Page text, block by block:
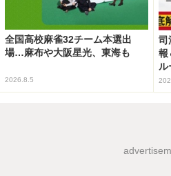
全国高校麻雀32チーム本選出
場…麻布や大阪星光、東海も
2026.8.5
司
報
ル